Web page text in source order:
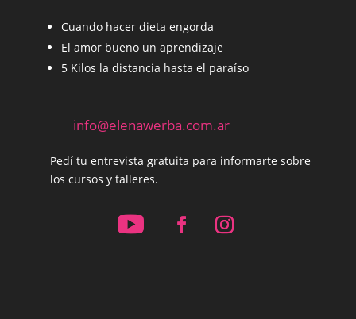
Cuando hacer dieta engorda
El amor bueno un aprendizaje
5 Kilos la distancia hasta el paraíso
info@elenawerba.com.ar
Pedí tu entrevista gratuita para informarte sobre
los cursos y talleres.